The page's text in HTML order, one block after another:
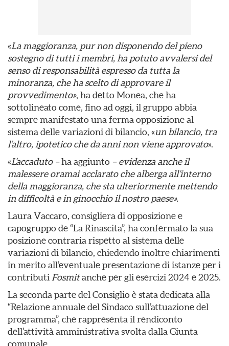
«La maggioranza, pur non disponendo del pieno
sostegno di tutti i membri, ha potuto avvalersi del
senso di responsabilità espresso da tutta la
minoranza, che ha scelto di approvare il
provvedimento», ha detto Monea, che ha
sottolineato come, fino ad oggi, il gruppo abbia
sempre manifestato una ferma opposizione al
sistema delle variazioni di bilancio, «un bilancio, tra
l’altro, ipotetico che da anni non viene approvato».
«L’accaduto –ha aggiunto – evidenza anche il
malessere oramai acclarato che alberga all’interno
della maggioranza, che sta ulteriormente mettendo
in difficoltà e in ginocchio il nostro paese».
Laura Vaccaro, consigliera di opposizione e
capogruppo de “La Rinascita”, ha confermato la sua
posizione contraria rispetto al sistema delle
variazioni di bilancio, chiedendo inoltre chiarimenti
in merito all’eventuale presentazione di istanze per i
contributi Fosmitanche per gli esercizi 2024 e 2025.
La seconda parte del Consiglio è stata dedicata alla
“Relazione annuale del Sindaco sull’attuazione del
programma”, che rappresenta il rendiconto
dell’attività amministrativa svolta dalla Giunta
comunale.